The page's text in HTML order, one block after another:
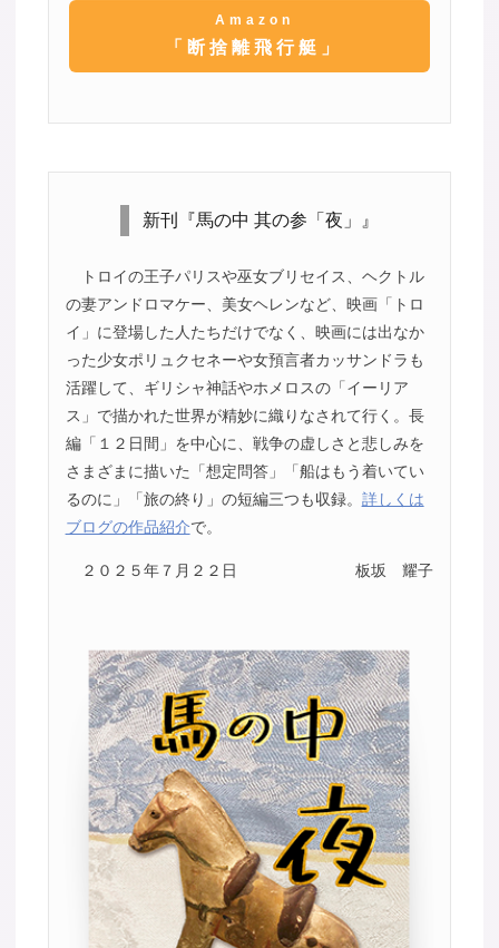
Amazon
「断捨離飛行艇」
新刊『馬の中 其の参「夜」』
トロイの王子パリスや巫女ブリセイス、ヘクトル
の妻アンドロマケー、美女ヘレンなど、映画「トロ
イ」に登場した人たちだけでなく、映画には出なか
った少女ポリュクセネーや女預言者カッサンドラも
活躍して、ギリシャ神話やホメロスの「イーリア
ス」で描かれた世界が精妙に織りなされて行く。長
編「１２日間」を中心に、戦争の虚しさと悲しみを
さまざまに描いた「想定問答」「船はもう着いてい
るのに」「旅の終り」の短編三つも収録。 詳しくは
ブログの作品紹介で。
２０２５年７月２２日 板坂 耀子